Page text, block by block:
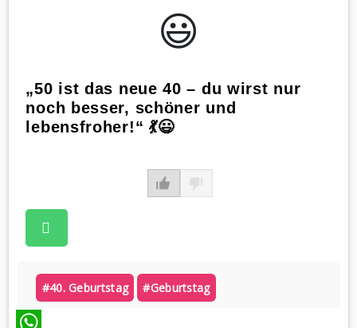
😃️
„50 ist das neue 40 – du wirst nur
noch besser, schöner und
lebensfroher!“ 💃😃
#40. Geburtstag #geburtstag